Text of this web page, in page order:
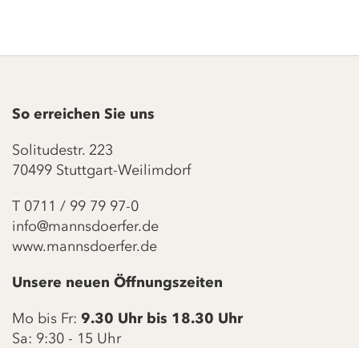
So erreichen Sie uns
Solitudestr. 223
70499 Stuttgart-Weilimdorf
T 0711 / 99 79 97-0
info@mannsdoerfer.de
www.mannsdoerfer.de
Unsere neuen Öffnungszeiten
Mo bis Fr: 9.30 Uhr bis 18.30 Uhr
Sa: 9:30 - 15 Uhr